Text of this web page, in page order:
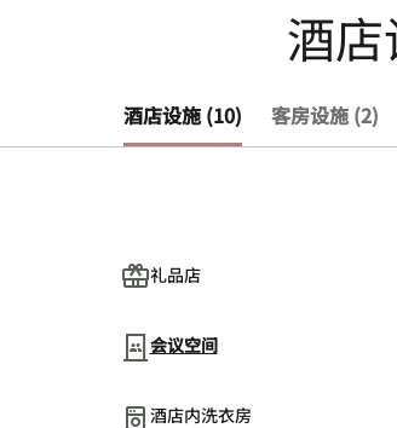
酒
酒店设施 (10) 客房设施 (2)
礼品店
会议空间
酒店内洗衣房